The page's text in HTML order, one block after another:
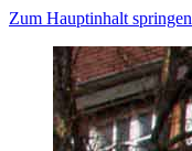
Zum Hauptinhalt springen